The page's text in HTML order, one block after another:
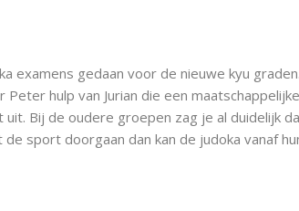
gedaan voor de nieuwe kyu
hulp van Jurian die een
Bij de oudere groepen zag je al duidelijk
sport doorgaan dan kan de judoka vanaf